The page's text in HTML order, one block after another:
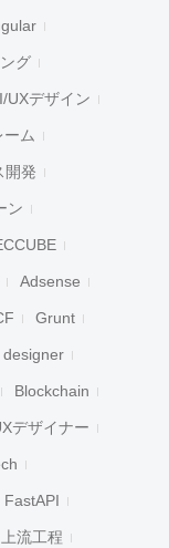
グ
UXデザイン
ーム
開発
ン
Adsense
Grunt
designer
Blockchain
デザイナー
FastAPI
上流工程